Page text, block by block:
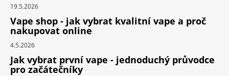
19.5.2026
Vape shop - jak vybrat kvalitní vape a proč
nakupovat online
4.5.2026
Jak vybrat první vape - jednoduchý průvodce
pro začátečníky